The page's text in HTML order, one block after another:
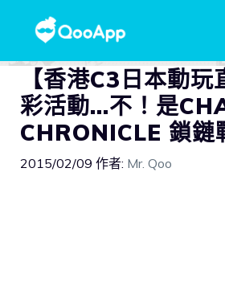
【香港C3日本動玩
彩活動…不！是
CHRONICLE 鎖鏈
2015/02/09 作者: Mr. Qoo